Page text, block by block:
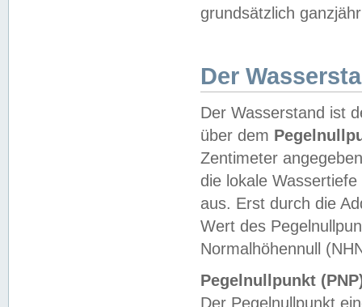
grundsätzlich
Der
Der Wasserstand ist
über dem
Zentimeter
die lokale
aus. Erst durch die
Wert des
Normalhöhennull
Pegelnullpunkt
Der Pegelnullpunkt